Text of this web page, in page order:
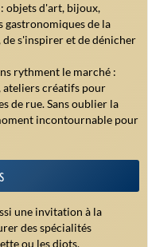
objets d'art, bijoux,
gastronomiques de la
de s'inspirer et de dénicher
rythment le marché :
ateliers créatifs pour
de rue. Sans oublier la
incontournable pour
une invitation à la
des spécialités
ou les diots,